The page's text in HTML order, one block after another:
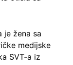
je žena sa
medijske
SVT-a iz